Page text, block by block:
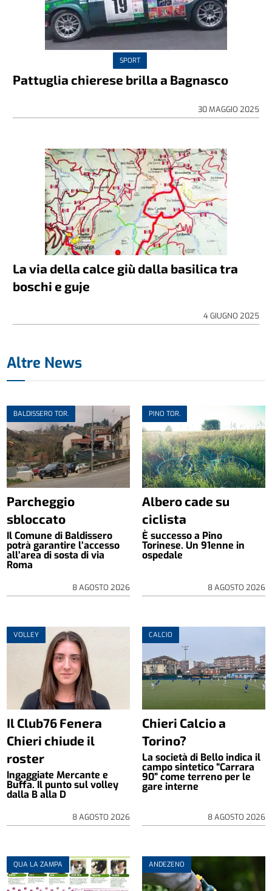
SPORT
Pattuglia chierese brilla a Bagnasco
30 MAGGIO 2025
La via della calce giù dalla basilica tra
boschi e guje
4 GIUGNO 2025
Altre News
BALDISSERO TOR.
Parcheggio
sbloccato
Il Comune di Baldissero
potrà garantire l’accesso
all’area di sosta di via
Roma
8 AGOSTO 2026
PINO TOR.
Albero cade su
ciclista
È successo a Pino
Torinese. Un 91enne in
ospedale
8 AGOSTO 2026
VOLLEY
Il Club76 Fenera
Chieri chiude il
roster
Ingaggiate Mercante e
Buffa. Il punto sul volley
dalla B alla D
8 AGOSTO 2026
CALCIO
Chieri Calcio a
Torino?
La società di Bello indica il
campo sintetico “Carrara
90” come terreno per le
gare interne
8 AGOSTO 2026
QUA LA ZAMPA ANDEZENO